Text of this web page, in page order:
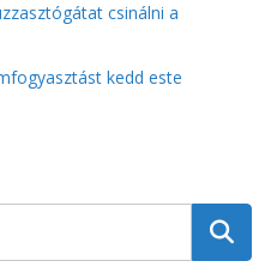
csinálni a
kedd este